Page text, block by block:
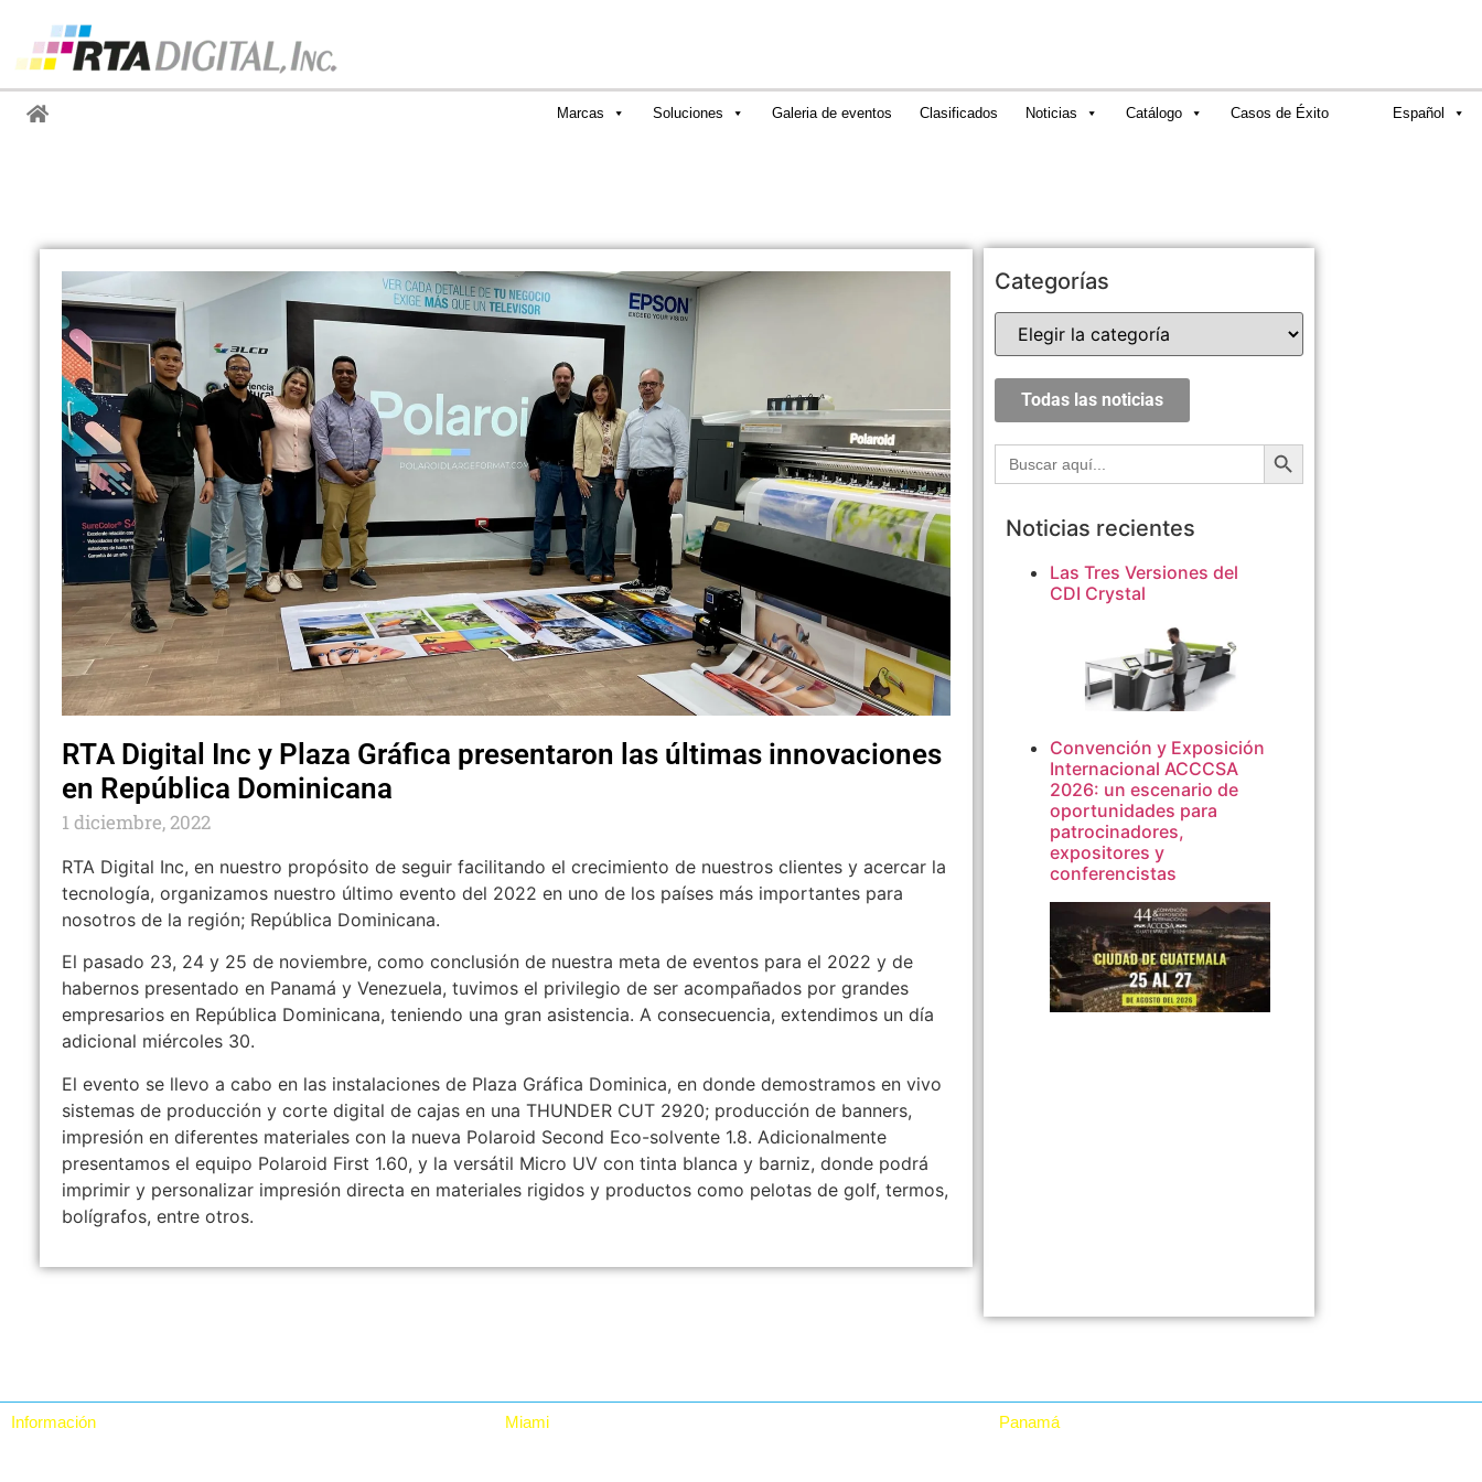
Marcas Soluciones Galeria de eventos Clasificados Noticias Catálogo Casos de Éxito Español
RTA Digital Inc y Plaza Gráfica presentaron las últimas innovaciones
en República Dominicana
1 diciembre, 2022
RTA Digital Inc, en nuestro propósito de seguir facilitando el crecimiento de nuestros clientes y acercar la
tecnología, organizamos nuestro último evento del 2022 en uno de los países más importantes para
nosotros de la región; República Dominicana.
El pasado 23, 24 y 25 de noviembre, como conclusión de nuestra meta de eventos para el 2022 y de
habernos presentado en Panamá y Venezuela, tuvimos el privilegio de ser acompañados por grandes
empresarios en República Dominicana, teniendo una gran asistencia. A consecuencia, extendimos un día
adicional miércoles 30.
El evento se llevo a cabo en las instalaciones de Plaza Gráfica Dominica, en donde demostramos en vivo
sistemas de producción y corte digital de cajas en una THUNDER CUT 2920; producción de banners,
impresión en diferentes materiales con la nueva Polaroid Second Eco-solvente 1.8. Adicionalmente
presentamos el equipo Polaroid First 1.60, y la versátil Micro UV con tinta blanca y barniz, donde podrá
imprimir y personalizar impresión directa en materiales rigidos y productos como pelotas de golf, termos,
bolígrafos, entre otros.
Categorías
Todas las noticias
Buscar: Botón de búsqueda
Noticias recientes
Las Tres Versiones del
CDI Crystal
Convención y Exposición
Internacional ACCCSA
2026: un escenario de
oportunidades para
patrocinadores,
expositores y
conferencistas
Información Miami Panamá